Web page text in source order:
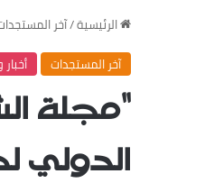
‏الرئيسية/‏آخر
‏آخر المستجدات
“مجلة
الدولي